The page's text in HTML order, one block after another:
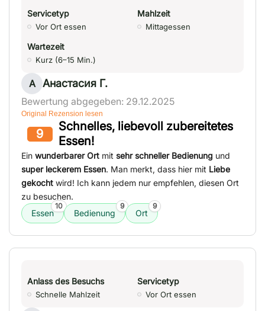
Servicetyp
Vor Ort essen
Mahlzeit
Mittagessen
Wartezeit
Kurz (6–15 Min.)
А Анастасия Г.
Bewertung abgegeben: 29.12.2025
Original Rezension lesen
9
Schnelles, liebevoll zubereitetes
Essen!
Ein wunderbarer Ort mit sehr schneller Bedienung und
super leckerem Essen. Man merkt, dass hier mit Liebe
gekocht wird! Ich kann jedem nur empfehlen, diesen Ort
zu besuchen.
Essen
10
Bedienung
9
Ort
9
Anlass des Besuchs
Schnelle Mahlzeit
Servicetyp
Vor Ort essen